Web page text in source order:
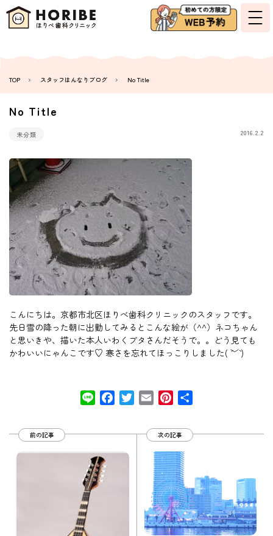
TOP スタッフはんなりブログ No Title
No Title
未分類 2016.2.2
こんにちは。京都市北区ほりべ歯科クリニックのスタッフです。
先日雪の降った朝に出勤してみるとこんな絵が（^^）ネコちゃん
と思いきや、描いた本人いわくブタさんだそうで。。どう見ても
かわいいにゃんこです♡ 寒さを忘れてほっこりしました( ´﹀` )
Line FacebookTwitter
Email Pinterest
前の記事 次の記事